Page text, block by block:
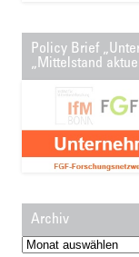
Policy Brief
„Mittelstand
Archiv
Archiv